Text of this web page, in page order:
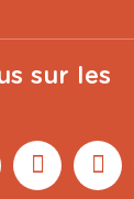
sur les